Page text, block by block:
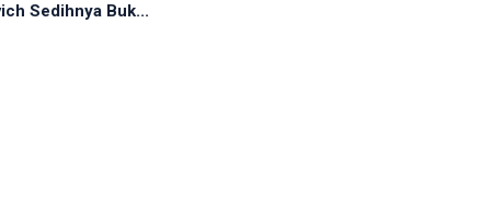
Sedihnya Buk...